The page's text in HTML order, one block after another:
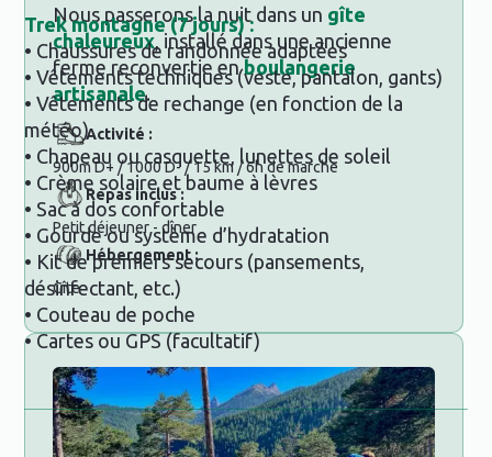
Nous passerons la nuit dans un gîte
chaleureux, installé dans une ancienne
ferme reconvertie enboulangerie
artisanale.
Activité :
900m D+ / 1000 D- / 15 km / 6h de marche
Repas inclus :
Petit déjeuner - dîner
Hébergement :
Gîte
Trek montagne (7 jours) :
• Chaussures de randonnée adaptées
• Vêtements techniques (veste, pantalon, gants)
• Vêtements de rechange (en fonction de la
météo)
• Chapeau ou casquette, lunettes de soleil
• Crème solaire et baume à lèvres
• Sac à dos confortable
• Gourde ou système d’hydratation
• Kit de premiers secours (pansements,
désinfectant, etc.)
• Couteau de poche
• Cartes ou GPS (facultatif)